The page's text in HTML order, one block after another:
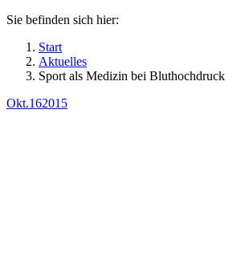
Sie befinden sich hier:
Start
Aktuelles
Sport als Medizin bei Bluthochdruck
Okt.162015